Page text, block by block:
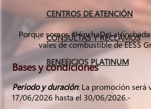
CENTROS DE ATENCIÓN
CONSULTAS Y RECLAMOS
BENEFICIOS PLATINUM
Porque somos
vales de combustible de EESS
Bases y condiciones
Periodo y duración: La promoción será
17/06/2026 hasta el 30/06/2026.-